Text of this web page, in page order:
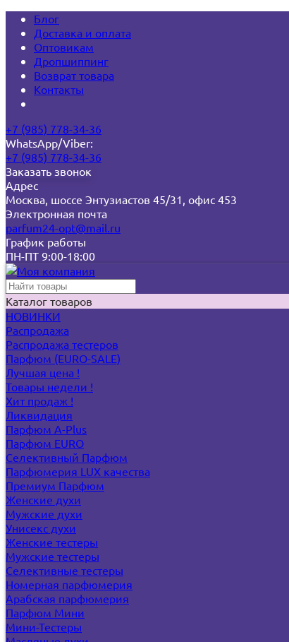
Блог
Доставка и оплата
Оптовикам
Дропшиппинг
Возврат товара
Контакты
+7 (985) 778-34-36
WhatsApp/Viber:
+7 (985) 778-34-36
Заказать звонок
Адрес
Москва, шоссе Энтузиастов 45/31, офис 453
Электронная почта
parfum24-opt@mail.ru
График работы
ПН-ПТ 9:00-18:00
Каталог товаров
НОВИНКИ
Распродажа
Распродажа тестеров
Парфюм (EURO-SALE)
Лучшая цена !
Товары недели !
Хит продаж !
Ликвидация
Парфюм A-Plus
Парфюм EURO
Селективный Парфюм
Парфюмерия LUX качества
Премиум Парфюм
Женские духи
Мужские духи
Унисекс духи
Женские тестеры
Мужские тестеры
Селективные тестеры
Номерная парфюмерия
Арабская парфюмерия
Парфюм Мини
Мини-Тестеры